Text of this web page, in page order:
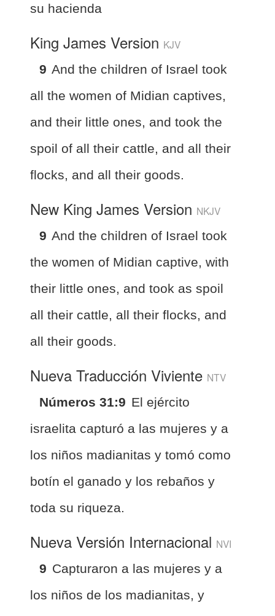
su hacienda
King James Version KJV
9 And the children of Israel took
all the women of Midian captives,
and their little ones, and took the
spoil of all their cattle, and all their
flocks, and all their goods.
New King James Version NKJV
9 And the children of Israel took
the women of Midian captive, with
their little ones, and took as spoil
all their cattle, all their flocks, and
all their goods.
Nueva Traducción Viviente NTV
Números 31:9 El ejército
israelita capturó a las mujeres y a
los niños madianitas y tomó como
botín el ganado y los rebaños y
toda su riqueza.
Nueva Versión Internacional NVI
9 Capturaron a las mujeres y a
los niños de los madianitas, y